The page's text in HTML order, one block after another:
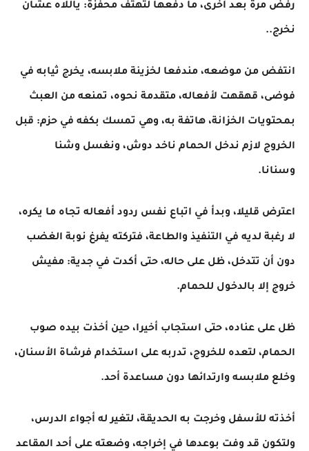
رفض مرة بعد آخرى، ما دفعها لتهتف محفزة: ياللاه عشان
نخرج..
انتفض من موضعه، مندفعا لخزينة ملابسه، يخرج ثيابه في
فوضى، قهقهت لأفعاله، متقدمة نحوه، تمنعه من العبث
بمحتويات الخزانة، هاتفة به، وهي تمسك بكفه في حزم: قبل
الخروج لازم ندخل الحمام ناخد دوش، ونغسل وشنا
وسنانا.
اعترض قليلا، وبدأ في اتباع نفس ردود أفعاله تجاه ما يكره،
لا رغبة لديه في التنفيذ والطاعة، فتركته يفرغ نوبة الغضب
دون أن تتدخل، ظل على حاله، حتى أكدت في جدية: مفيش
خروج إلا بالدخول للحمام.
ظل على عناده، حتى استجاب أخيرا، حين أخذت بيده صوب
الحمام، لتعده للخروج، تدربه على استخدام فرشاة الأسنان،
وخلع ملابسه وارتدائها دون مساعدة أحد.
أخذته للأسفل وخرجت به الحديقة، لتغير له أجواء الدرس،
ولتكون قد وفت بوعدها في إخراجه، وضعته على أحد المقاعد